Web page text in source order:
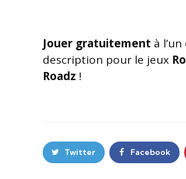
Jouer gratuitement à
description pour le jeux
Roadz !
Twitter Facebook